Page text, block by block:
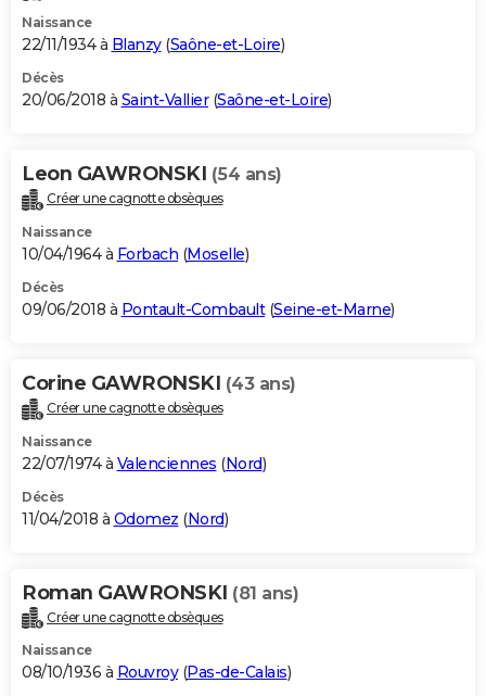
Naissance
22/11/1934 à Blanzy(Saône-et-Loire)
Décès
20/06/2018 à Saint-Vallier(Saône-et-Loire)
Leon GAWRONSKI (54 ans)
Créer une cagnotte obsèques
Naissance
10/04/1964 à Forbach (Moselle)
Décès
09/06/2018 à Pontault-Combault(Seine-et-Marne)
Corine GAWRONSKI (43 ans)
Créer une cagnotte obsèques
Naissance
22/07/1974 à Valenciennes (Nord)
Décès
11/04/2018 à Odomez (Nord)
Roman GAWRONSKI (81 ans)
Créer une cagnotte obsèques
Naissance
08/10/1936 à Rouvroy(Pas-de-Calais)